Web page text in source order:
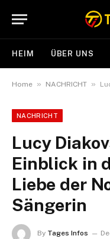
HEIM ÜBER UNS
Home » NACHRICHT » Lucy
NACHRICHT
Lucy
Einblick in
Liebe der
Sängerin
By Tages Infos